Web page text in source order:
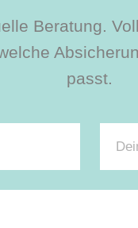
Beratung.
passt.